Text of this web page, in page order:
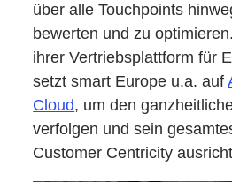
über alle Touchpoints
bewerten und zu
ihrer Vertriebsplattform für
setzt smart Europe u.a. auf
Cloud, um den
verfolgen und sein
Customer Centricity